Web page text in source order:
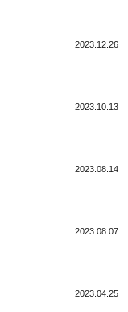
2023.12.26
2023.10.13
2023.08.14
2023.08.07
2023.04.25